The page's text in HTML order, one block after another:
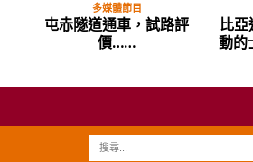
多媒體節目
屯赤隧道通車，試路評
價……
比亞
動的